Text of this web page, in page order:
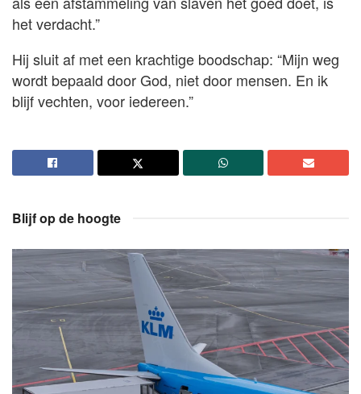
het verdacht.”
Hij sluit af met een krachtige boodschap: “Mijn weg
wordt bepaald door God, niet door mensen. En ik
blijf vechten, voor iedereen.”
Blijf op de hoogte